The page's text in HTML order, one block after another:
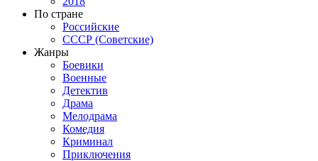
По стране
Российские
СССР (Советские)
Жанры
Боевики
Военные
Детектив
Драма
Мелодрама
Комедия
Криминал
Приключения